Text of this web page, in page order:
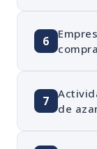
6
7
de